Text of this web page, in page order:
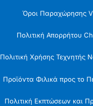
Όροι Παραχώρησης
Πολιτική Απορρήτου
Πολιτική Χρήσης Τεχνητής
Προϊόντα Φιλικά προς το
Πολιτική Εκπτώσεων και